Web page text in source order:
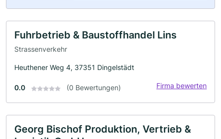
Fuhrbetrieb & Baustoffhandel Lins
Strassenverkehr
Heuthener Weg 4, 37351 Dingelstädt
0.0 (0 Bewertungen) Firma bewerten
Georg Bischof Produktion, Vertrieb &